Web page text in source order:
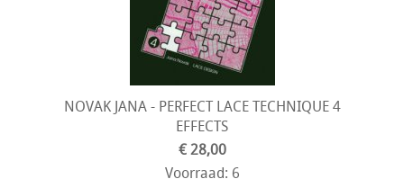
NOVAK JANA - PERFECT LACE TECHNIQUE 4
EFFECTS
€ 28,00
Voorraad: 6